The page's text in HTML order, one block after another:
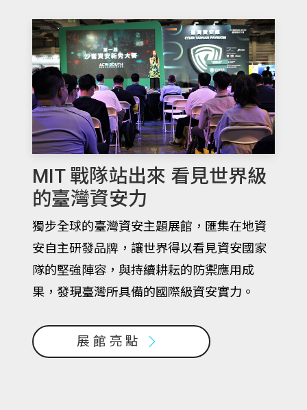
MIT 戰隊站出來 看見世界級
的臺灣資安力
獨步全球的臺灣資安主題展館，匯集在地資
安自主研發品牌，讓世界得以看見資安國家
隊的堅強陣容，與持續耕耘的防禦應用成
果，發現臺灣所具備的國際級資安實力。
展館亮點